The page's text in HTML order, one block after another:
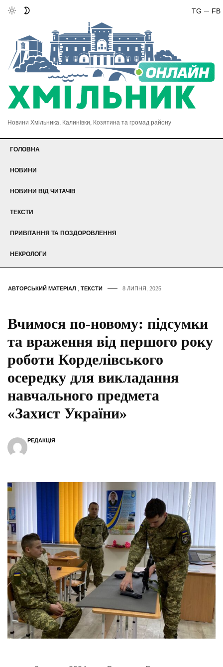
FB
TG
Новини Хмільника, Калинівки, Козятина та громад району
ГОЛОВНА
НОВИНИ
НОВИНИ ВІД ЧИТАЧІВ
ТЕКСТИ
ПРИВІТАННЯ ТА ПОЗДОРОВЛЕННЯ
НЕКРОЛОГИ
АВТОРСЬКИЙ МАТЕРІАЛ ТЕКСТИ 8 ЛИПНЯ, 2025
Вчимося по-новому: підсумки
та враження від першого року
роботи Корделівського
осередку для викладання
навчального предмета
«Захист України»
РЕДАКЦІЯ